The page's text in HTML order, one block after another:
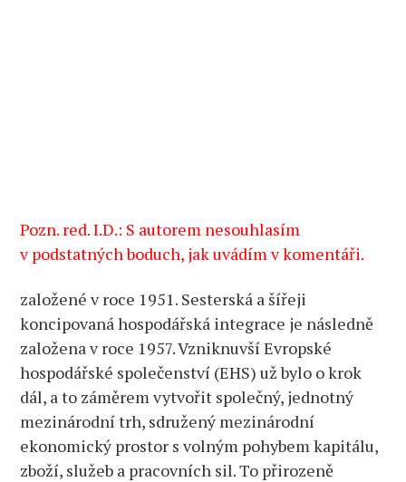
Pozn. red. I.D.: S autorem nesouhlasím
v podstatných boduch, jak uvádím v komentáři.
založené v roce 1951. Sesterská a šířeji
koncipovaná hospodářská integrace je následně
založena v roce 1957. Vzniknuvší Evropské
hospodářské společenství (EHS) už bylo o krok
dál, a to záměrem vytvořit společný, jednotný
mezinárodní trh, sdružený mezinárodní
ekonomický prostor s volným pohybem kapitálu,
zboží, služeb a pracovních sil. To přirozeně